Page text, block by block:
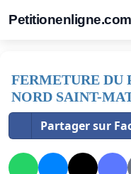
Petitionenligne.com
FERMETURE DU
NORD SAINT-
Partager sur